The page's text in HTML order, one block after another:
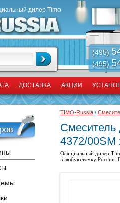
дилер Timo
(495)
(495)
ДОСТАВКА АКЦИИ
TIMO-Russia/
Смеситель
4372/00SM
Официальный дилер
в любую точку России.